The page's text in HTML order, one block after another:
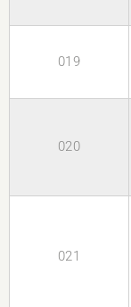
019
020
021